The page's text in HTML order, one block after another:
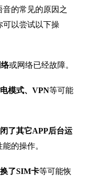
的常见的原因之
可以尝试以下操
或网络已经故障。
模式、VPN等可能
了其它APP后台运
的操作。
了SIM卡等可能恢